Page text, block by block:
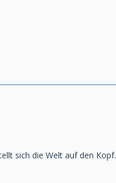
sich die Welt auf den Kopf.